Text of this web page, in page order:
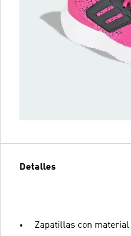
Detalles
Zapatillas con